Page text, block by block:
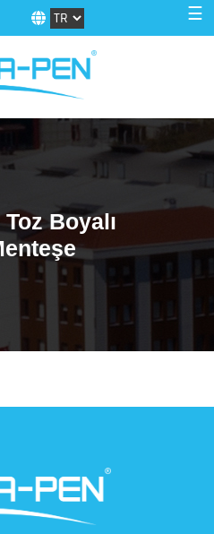
☰
Boyalı